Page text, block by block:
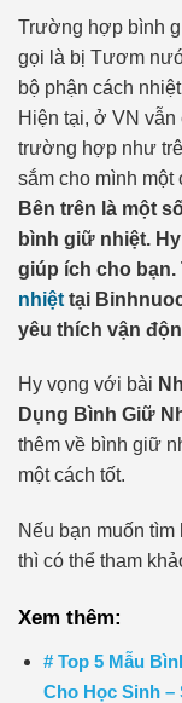
Trường hợp bình
gọi là bị Tươm
bộ phận cách
Hiện tại, ở VN
trường hợp như
sắm cho mình một
Bên trên là một
bình giữ nhiệt.
giúp ích cho bạn.
nhiệt tại
yêu thích vận
Hy vọng với bài
Dụng Bình Giữ
thêm về bình giữ
một cách tốt.
Nếu bạn muốn
thì có thể tham
Xem thêm:
# Top 5 Mẫu
Cho Học Sinh –